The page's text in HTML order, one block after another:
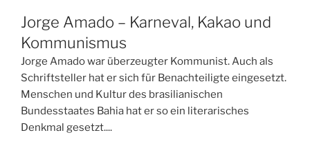
Jorge Amado – Karneval, Kakao und
Kommunismus
Jorge Amado war überzeugter Kommunist. Auch als
Schriftsteller hat er sich für Benachteiligte eingesetzt.
Menschen und Kultur des brasilianischen
Bundesstaates Bahia hat er so ein literarisches
Denkmal gesetzt....